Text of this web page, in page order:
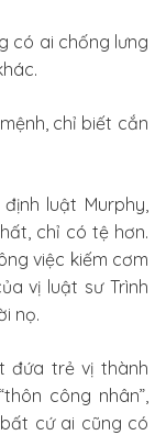
có ai chống lưng
chỉ biết cắn
luật Murphy,
chỉ có tệ hơn.
việc kiếm cơm
vị luật sư Trình
nọ.
đứa trẻ vị thành
công nhân”,
cứ ai cũng có